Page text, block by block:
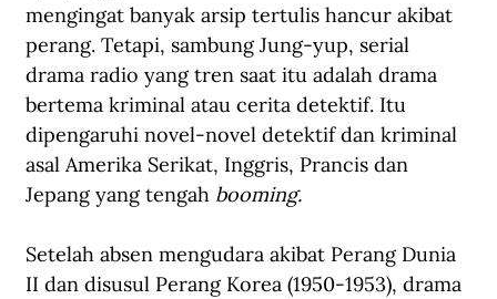
mengingat banyak arsip tertulis hancur akibat
perang. Tetapi, sambung Jung-yup, serial
drama radio yang tren saat itu adalah drama
bertema kriminal atau cerita detektif. Itu
dipengaruhi novel-novel detektif dan kriminal
asal Amerika Serikat, Inggris, Prancis dan
Jepang yang tengah booming.
Setelah absen mengudara akibat Perang Dunia
II dan disusul Perang Korea (1950-1953), drama